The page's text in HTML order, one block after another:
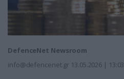
DefenceNet Newsroom
info@defencenet.gr 13.05.2026 | 13:03